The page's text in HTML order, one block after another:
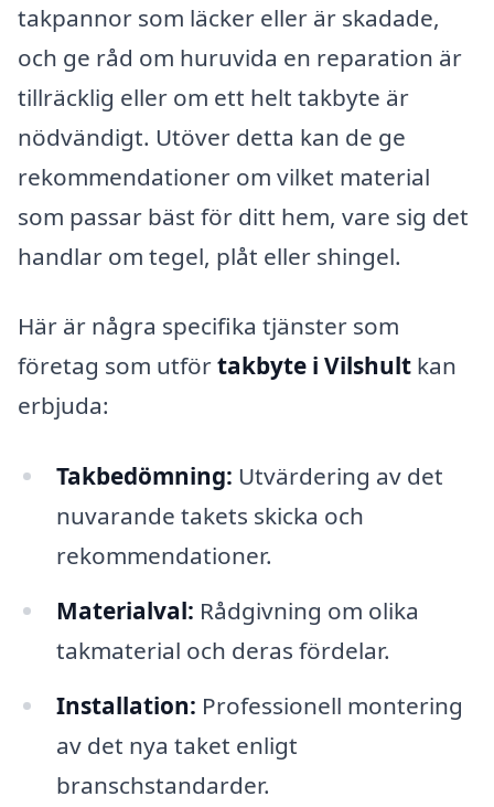
takpannor som läcker eller är skadade,
och ge råd om huruvida en reparation är
tillräcklig eller om ett helt takbyte är
nödvändigt. Utöver detta kan de ge
rekommendationer om vilket material
som passar bäst för ditt hem, vare sig det
handlar om tegel, plåt eller shingel.
Här är några specifika tjänster som
företag som utförtakbyte i Vilshult kan
erbjuda:
Takbedömning: Utvärdering av det
nuvarande takets skicka och
rekommendationer.
Materialval: Rådgivning om olika
takmaterial och deras fördelar.
Installation: Professionell montering
av det nya taket enligt
branschstandarder.